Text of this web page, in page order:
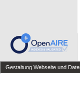
Gestaltung Webseite und